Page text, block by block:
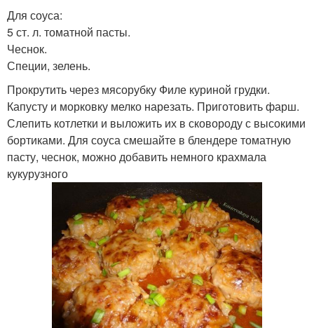
Для соуса:
5 ст. л. томатной пасты.
Чеснок.
Специи, зелень.
Прокрутить через мясорубку Филе куриной грудки.
Капусту и морковку мелко нарезать. Приготовить фарш.
Слепить котлетки и выложить их в сковороду с высокими
бортиками. Для соуса смешайте в блендере томатную
пасту, чеснок, можно добавить немного крахмала
кукурузного